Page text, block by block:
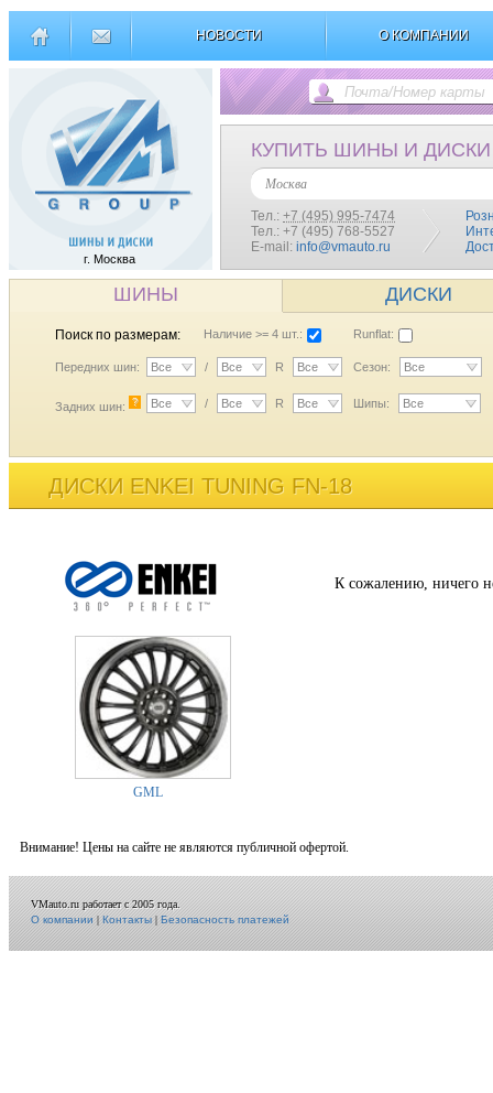
НОВОСТИ О КОМПАНИИ
г. Москва
КУПИТЬ ШИНЫ И ДИСКИ
Москва
Тел.: +7 (495) 995-7474
Тел.: +7 (495) 768-5527
E-mail: info@vmauto.ru
ШИНЫ ДИСКИ
Поиск по размерам: Наличие >= 4 шт.: Runflat:
Передних шин: Все / Все R Все Сезон: Все
Задних шин: ? Все / Все R Все Шипы: Все
ДИСКИ ENKEI TUNING FN-18
GML
К сожалению, ничего
Внимание! Цены на сайте не являются публичной офертой.
VMauto.ru работает с 2005 года.
О компании|Контакты|Безопасность платежей